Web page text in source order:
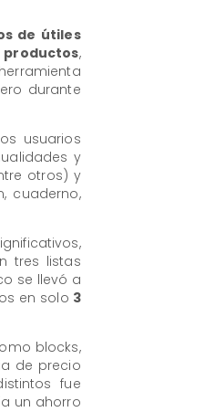
de útiles
productos,
durante
usuarios
y
otros) y
cuaderno,
tres listas
se llevó a
en solo 3
blocks,
de precio
fue
un ahorro